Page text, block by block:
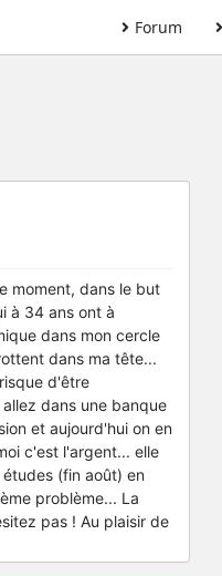
Forum
moment, dans le but
à 34 ans ont à
dans mon cercle
dans ma tête...
d'être
dans une banque
et aujourd'hui on en
c'est l'argent... elle
(fin août) en
problème... La
pas ! Au plaisir de